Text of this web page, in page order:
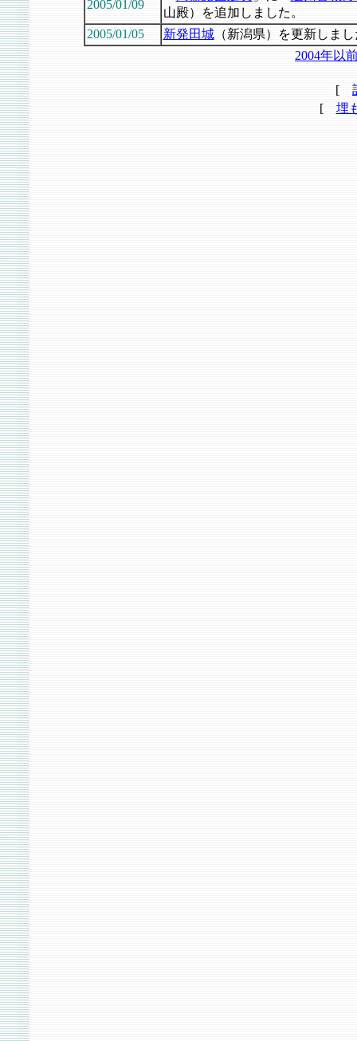
2005/01/09
山殿）を追加しました。
2005/01/05
新発田城（新潟県）を更新しまし
2004年以
[
[ 埋